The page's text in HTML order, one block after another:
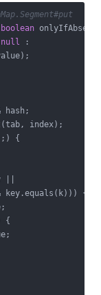
boolean onlyIfAbsent)
null :
hash;
index);
{
||
key.equals(k))) {
{